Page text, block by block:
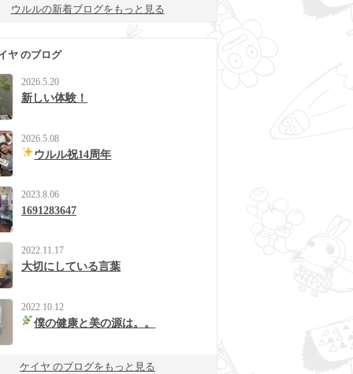
ウルルの新着ブログをもっと見る
ヤ のブログ
2026.5.20
新しい体験！
2026.5.08
ウルル祝14周年
2023.8.06
1691283647
2022.11.17
大切にしている言葉
2022.10.12
僕の健康と美の源は。。
ケイヤ のブログをもっと見る